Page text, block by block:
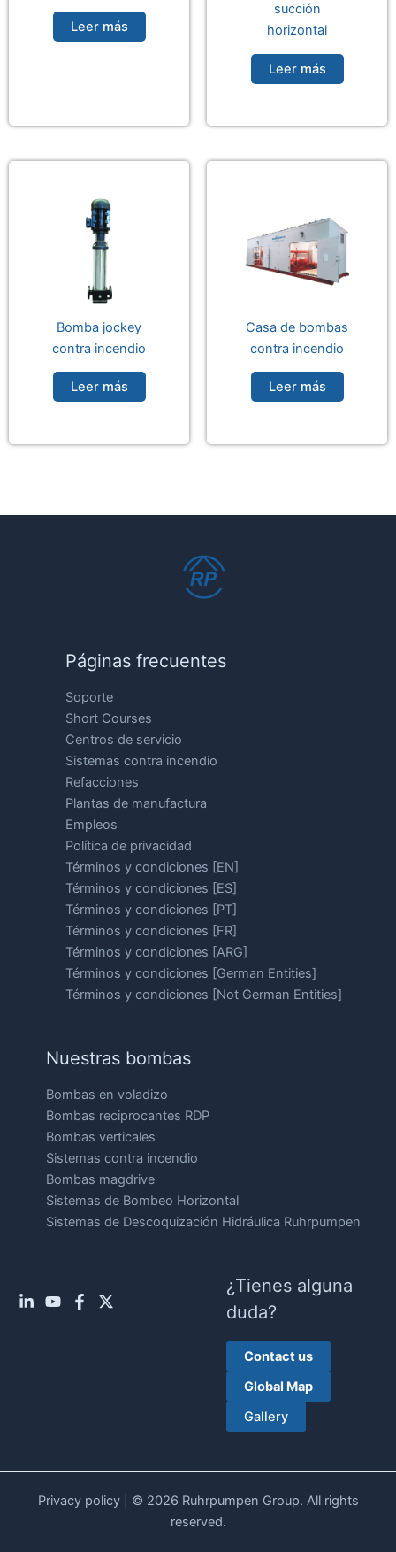
Leer más
succión
horizontal
Leer más
Bomba jockey
contra incendio
Leer más
Casa de bombas
contra incendio
Leer más
Páginas frecuentes
Soporte
Short Courses
Centros de servicio
Sistemas contra incendio
Refacciones
Plantas de manufactura
Empleos
Política de privacidad
Términos y condiciones [EN]
Términos y condiciones [ES]
Términos y condiciones [PT]
Términos y condiciones [FR]
Términos y condiciones [ARG]
Términos y condiciones [German Entities]
Términos y condiciones [Not German Entities]
Nuestras bombas
Bombas en voladizo
Bombas reciprocantes RDP
Bombas verticales
Sistemas contra incendio
Bombas magdrive
Sistemas de Bombeo Horizontal
Sistemas de Descoquización Hidráulica Ruhrpumpen
¿Tienes alguna
duda?
Contact us
Global Map
Gallery
Privacy policy| © 2026 Ruhrpumpen Group. All rights
reserved.